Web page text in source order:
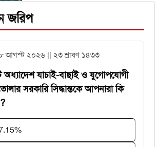
ফেনী স্টেশনে মেঘনা ট্রেনের ইঞ্জিন
বিকল, আড়াই ঘণ্টা আটকা ৮০০ যাত্রী
পরীক্ষকদের জন্য সময় বাড়ল ২ দিন
জরিপ
আগস্ট ২০২৬ || ২৩ শ্রাবণ ১৪৩৩
অধ্যাদেশ যাচাই-বাছাই ও যুগোপযোগী
সরকারি সিদ্ধান্তকে আপনারা কি